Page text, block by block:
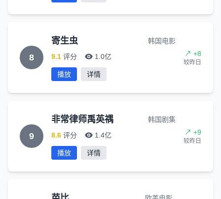
8
寄生虫
韩国电影
9.1 评分 1.0亿
播放 详情
↗ +8
较昨日
9
非常律师禹英禑
韩国剧集
8.6 评分 1.4亿
播放 详情
↗ +9
较昨日